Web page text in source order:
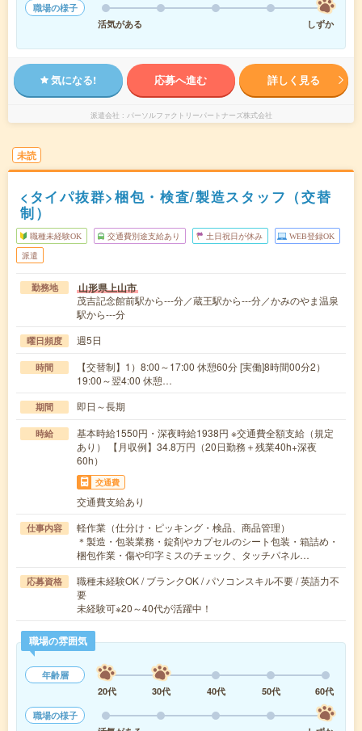
職場の様子
活気がある
しずか
気になる! 応募へ進む 詳しく見る
派遣会社 パーソルファクトリーパートナーズ株式会社
未読
<タイパ抜群>梱包・検査/製造スタッフ（交替
制）
職種未経験OK 交通費別途支給あり 土日祝日が休み WEB登録OK
派遣
勤務地 山形県上山市
茂吉記念館前駅から---分／蔵王駅から---分／かみのやま温泉
駅から---分
曜日頻度 週5日
時間
【交替制】1）8:00～17:00 休憩60分 [実働]8時間00分2）
19:00～翌4:00 休憩…
期間 即日～長期
時給
基本時給1550円・深夜時給1938円 ※交通費全額支給（規定
あり） 【月収例】34.8万円（20日勤務＋残業40h+深夜
60h）
交通費
交通費支給あり
仕事内容
軽作業（仕分け・ピッキング・検品、商品管理）
＊製造・包装業務・錠剤やカプセルのシート包装・箱詰め・
梱包作業・傷や印字ミスのチェック、タッチパネル…
応募資格
職種未経験OK / ブランクOK / パソコンスキル不要 / 英語力不
要
未経験可※20～40代が活躍中！
職場の雰囲気
年齢層
20代
30代 40代 50代
60代
職場の様子